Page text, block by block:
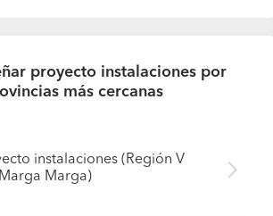
proyecto instalaciones por
más cercanas
instalaciones (Región V
Marga)